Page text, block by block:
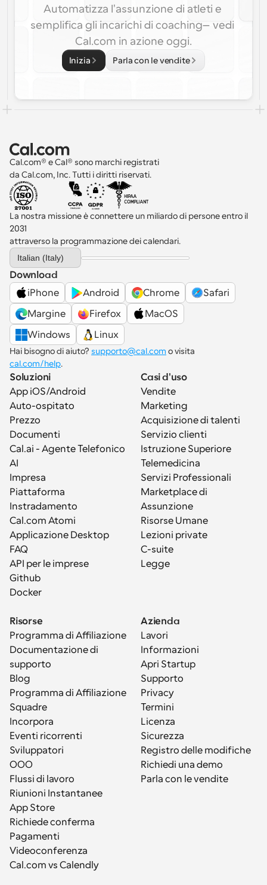
Automatizza l'assunzione di atleti e
semplifica gli incarichi di coaching—vedi
Cal.com in azione oggi.
Inizia Parla con le vendite
Cal.com® e Cal® sono marchi registrati
da Cal.com, Inc. Tutti i diritti riservati.
La nostra missione è connettere un miliardo di persone entro il
2031
attraverso la programmazione dei calendari.
Select Language
Italian (Italy)
Download
iPhone
Android Chrome
Safari
Margine
Firefox
MacOS
Windows
Linux
Hai bisogno di aiuto? supporto@cal.com
cal.com/help.
Soluzioni
App iOS/Android
Auto-ospitato
Prezzo
Documenti
Cal.ai - Agente Telefonico
AI
Impresa
Piattaforma
Instradamento
Cal.com Atomi
Applicazione Desktop
FAQ
API per le imprese
Github
Docker
Casi d'uso
Vendite
Marketing
Acquisizione di talenti
Servizio clienti
Istruzione Superiore
Telemedicina
Servizi Professionali
Marketplace di
Assunzione
Risorse Umane
Lezioni private
C-suite
Legge
Risorse
Programma di Affiliazione
Documentazione di
supporto
Blog
Programma di Affiliazione
Squadre
Incorpora
Eventi ricorrenti
Sviluppatori
OOO
Flussi di lavoro
Riunioni Instantanee
App Store
Richiede conferma
Pagamenti
Videoconferenza
Cal.com vs Calendly
Azienda
Lavori
Informazioni
Apri Startup
Supporto
Privacy
Termini
Licenza
Sicurezza
Registro delle modifiche
Richiedi una demo
Parla con le vendite